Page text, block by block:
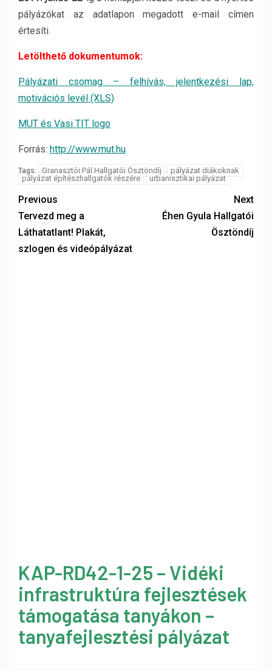
pályázókat az adatlapon megadott e-mail címen
értesíti.
Letölthető dokumentumok:
Pályázati csomag – felhívás, jelentkezési lap,
motivációs levél (XLS)
MUT és Vasi TIT logo
Forrás: http://www.mut.hu
Tags: Granasztói Pál Hallgatói Ösztöndíj
pályázat diákoknak
pályázat építészhallgatók részére
urbanisztikai pályázat
Previous
Tervezd meg a
Láthatatlant! Plakát,
szlogen és videópályázat
Next
Éhen Gyula Hallgatói
Ösztöndíj
KAP-RD42-1-25 – Vidéki
infrastruktúra fejlesztések
támogatása tanyákon –
tanyafejlesztési pályázat